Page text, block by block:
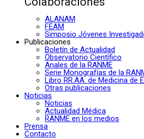
ALANAM
FEAM
Simposio Jóvenes
Publicaciones
Boletín de Actualidad
Observatorio Científico
Anales de la RANME
Serie Monografías de la
Libro RR.AA. de Medicina de
Otras publicaciones
Noticias
Noticias
Actualidad Médica
RANME en los medios
Prensa
Contacto